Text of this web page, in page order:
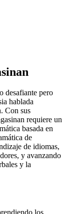
desafiante pero
hablada
Con sus
requiere un
basada en
de
de idiomas,
y avanzando
y la
los